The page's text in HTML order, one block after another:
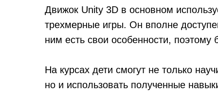
Движок Unity 3D в основном
трехмерные игры. Он вполне
ним есть свои особенности, поэтому
На курсах дети смогут не только
но и использовать полученные